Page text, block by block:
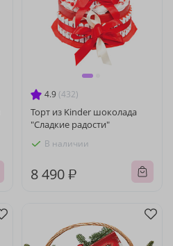
4.9 (432)
Торт из Kinder шоколада
"Сладкие радости"
В наличии
8 490 ₽